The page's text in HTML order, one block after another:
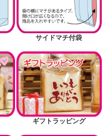
サイドマチ付袋
ギフトラッピング